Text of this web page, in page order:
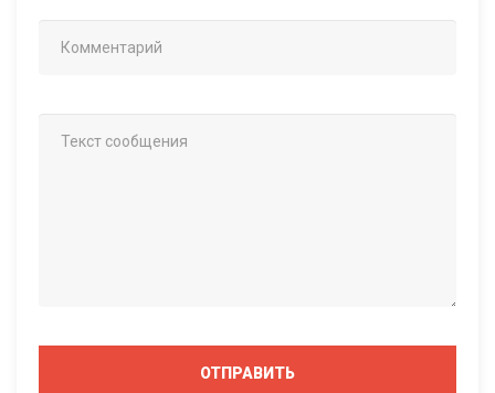
ОТПРАВИТЬ